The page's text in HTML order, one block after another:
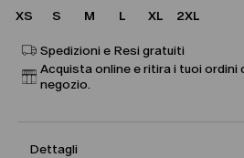
XS S M L XL 2XL
Spedizioni e Resi gratuiti
Acquista online e ritira i tuoi ordini
negozio.
Dettagli